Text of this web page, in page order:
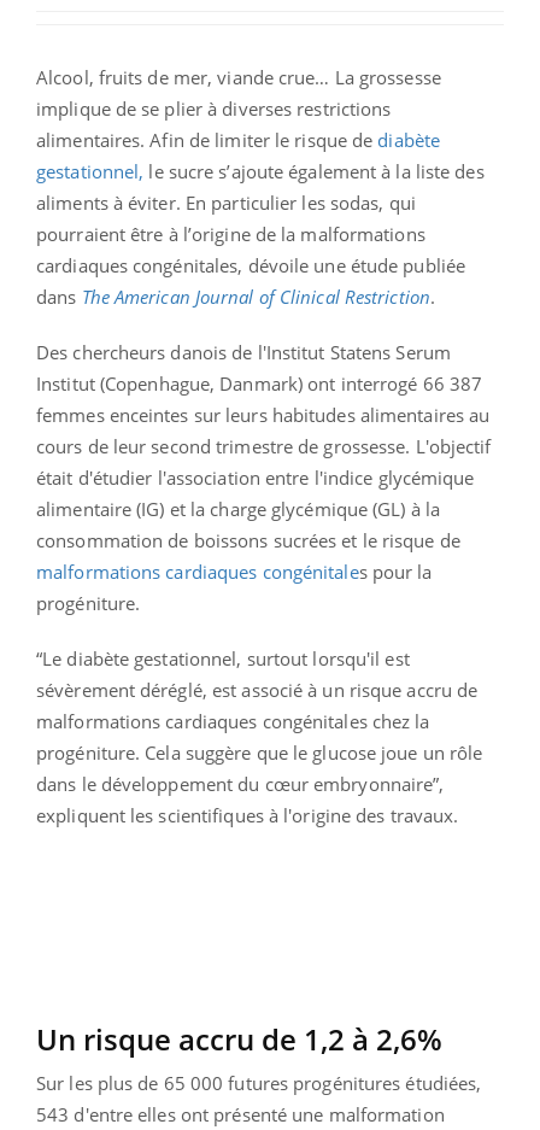
Alcool, fruits de mer, viande crue… La grossesse
implique de se plier à diverses restrictions
alimentaires. Afin de limiter le risque de diabète
gestationnel, le sucre s’ajoute également à la liste des
aliments à éviter. En particulier les sodas, qui
pourraient être à l’origine de la malformations
cardiaques congénitales, dévoile une étude publiée
dans The American Journal of Clinical Restriction.
Des chercheurs danois de l'Institut Statens Serum
Institut (Copenhague, Danmark) ont interrogé 66 387
femmes enceintes sur leurs habitudes alimentaires au
cours de leur second trimestre de grossesse. L'objectif
était d'étudier l'association entre l'indice glycémique
alimentaire (IG) et la charge glycémique (GL) à la
consommation de boissons sucrées et le risque de
malformations cardiaques congénitales pour la
progéniture.
“Le diabète gestationnel, surtout lorsqu'il est
sévèrement déréglé, est associé à un risque accru de
malformations cardiaques congénitales chez la
progéniture. Cela suggère que le glucose joue un rôle
dans le développement du cœur embryonnaire”,
expliquent les scientifiques à l'origine des travaux.
Un risque accru de 1,2 à 2,6%
Sur les plus de 65 000 futures progénitures étudiées,
543 d'entre elles ont présenté une malformation